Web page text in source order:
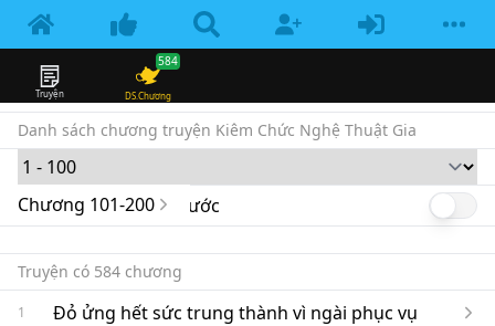
Truyện DS.Chương
584
Danh sách chương truyện Kiêm Chức Nghệ Thuật Gia
Chương 101-200
Chương mới lên trước Enable
Truyện có 584 chương
1 Đỏ ửng hết sức trung thành vì ngài phục vụ